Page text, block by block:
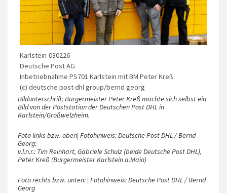
Karlstein-030226
Deutsche Post AG
Inbetriebnahme PS701 Karlstein mit BM Peter Kreß
(c) deutsche post dhl group/bernd georg
Bildunterschrift: Bürgermeister Peter Kreß machte sich selbst ein
Bild von der Poststation der Deutschen Post DHL in
Karlstein/Großwelzheim.
Foto links bzw. oben| Fotohinweis: Deutsche Post DHL / Bernd
Georg:
v.l.n.r.: Tim Reinhart, Gabriele Schulz (beide Deutsche Post DHL),
Peter Kreß (Bürgermeister Karlstein a.Main)
Foto rechts bzw. unten: | Fotohinweis: Deutsche Post DHL / Bernd
Georg